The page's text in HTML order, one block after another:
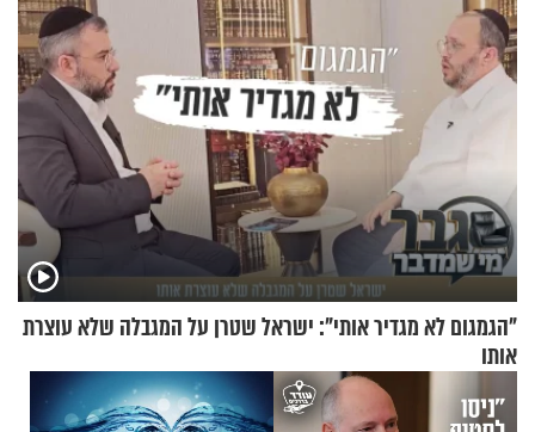
"הגמגום לא מגדיר אותי": ישראל שטרן על המגבלה שלא עוצרת
אותו